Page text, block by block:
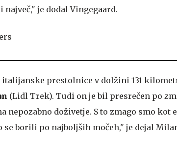
je dodal Vingegaard.
italijanske prestolnice v dolžini 131
(Lidl Trek). Tudi on je bil presrečen po
nepozabno doživetje. S to zmago smo kot
se borili po najboljših močeh," je dejal